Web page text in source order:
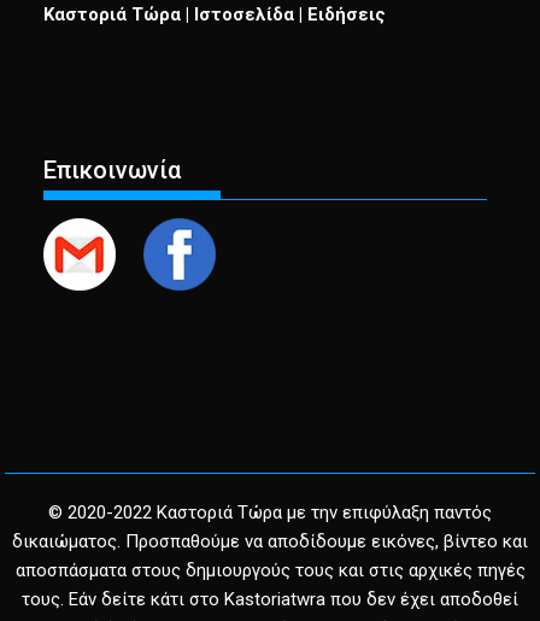
Καστοριά Τώρα | Ιστοσελίδα | Ειδήσεις
Επικοινωνία
© 2020-2022 Καστοριά Τώρα με την επιφύλαξη παντός
δικαιώματος. Προσπαθούμε να αποδίδουμε εικόνες, βίντεο και
αποσπάσματα στους δημιουργούς τους και στις αρχικές πηγές
τους. Εάν δείτε κάτι στο Kastoriatwra που δεν έχει αποδοθεί